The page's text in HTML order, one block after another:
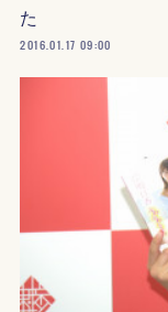
た
2016.01.17 09:00